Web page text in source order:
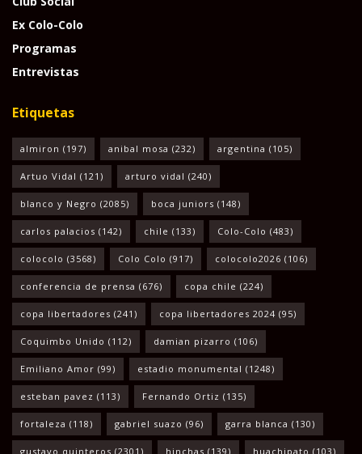
Ex Colo-Colo
Programas
Entrevistas
Etiquetas
almiron (197) anibal mosa (232) argentina (105)
Artuo Vidal (121) arturo vidal (240)
blanco y Negro (2085) boca juniors (148)
carlos palacios (142) chile (133) Colo-Colo (483)
colocolo (3568) Colo Colo (917) colocolo2026 (106)
conferencia de prensa (676) copa chile (224)
copa libertadores (241) copa libertadores 2024 (95)
Coquimbo Unido (112) damian pizarro (106)
Emiliano Amor (99) estadio monumental (1248)
esteban pavez (113) Fernando Ortiz (135)
fortaleza (118) gabriel suazo (96) garra blanca (130)
gustavo quinteros (2301) hinchas (139) huachipato (103)